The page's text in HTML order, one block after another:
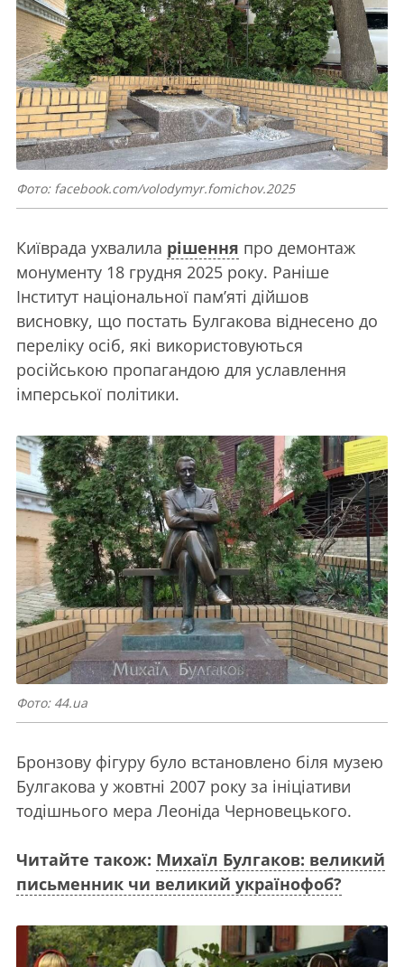
Фото: facebook.com/volodymyr.fomichov.2025
Київрада ухвалила рішення про демонтаж
монументу 18 грудня 2025 року. Раніше
Інститут національної пам’яті дійшов
висновку, що постать Булгакова віднесено до
переліку осіб, які використовуються
російською пропагандою для уславлення
імперської політики.
Фото: 44.ua
Бронзову фігуру було встановлено біля музею
Булгакова у жовтні 2007 року за ініціативи
тодішнього мера Леоніда Черновецького.
Читайте також: Михаїл Булгаков: великий
письменник чи великий українофоб?